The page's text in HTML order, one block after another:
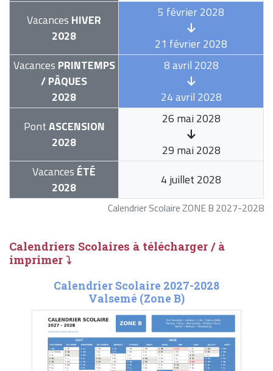
Calendrier Scolaire ZONE B 2027-2028
Vacances HIVER
2028
5 février 2028
21 février 2028
Vacances PRINTEMPS
/ PÂQUES
2028
8 avril 2028
24 avril 2028
PontASCENSION
2028
26 mai 2028
29 mai 2028
Vacances ÉTÉ
2028
4 juillet 2028
Calendriers Scolaires à télécharger / à
imprimer ⤵
Calendrier Scolaire 2027-2028
Valsemé (Zone B)